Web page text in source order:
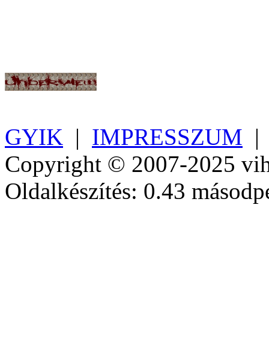
GYIK | IMPRESSZUM
Copyright © 2007-2025
Oldalkészítés: 0.43